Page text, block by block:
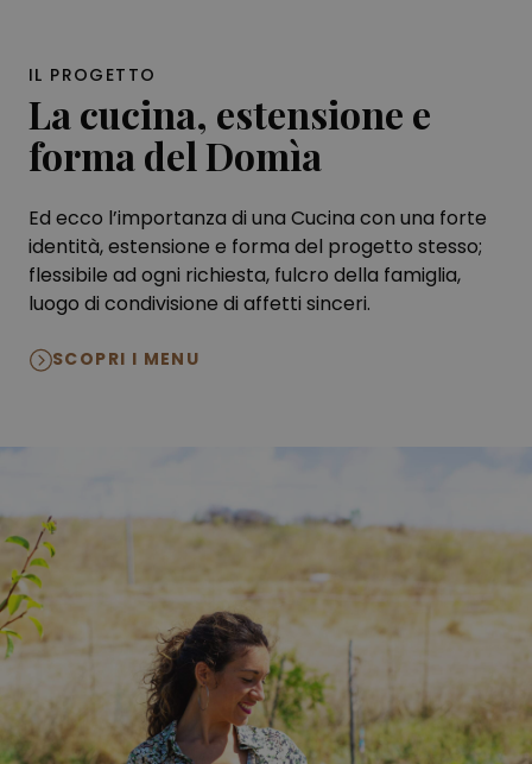
IL PROGETTO
La cucina, estensione e
forma del Domìa
Ed ecco l’importanza di una Cucina con una forte
identità, estensione e forma del progetto stesso;
flessibile ad ogni richiesta, fulcro della famiglia,
luogo di condivisione di affetti sinceri.
SCOPRI I MENU